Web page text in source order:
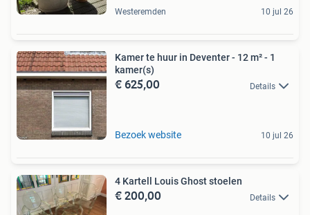
Westeremden 10 jul 26
Kamer te huur in Deventer - 12 m² - 1
kamer(s)
€ 625,00 Details
Bezoek website 10 jul 26
4 Kartell Louis Ghost stoelen
€ 200,00 Details